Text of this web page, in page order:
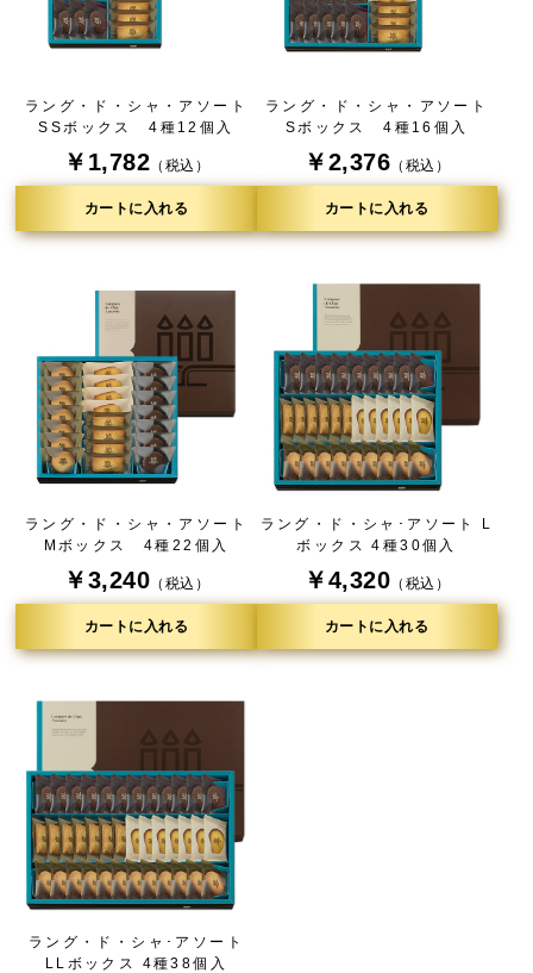
ラング・ド・シャ・アソート
SSボックス 4種12個入
￥1,782 （税込）
カートに入れる
ラング・ド・シャ・アソート
Sボックス 4種16個入
￥2,376 （税込）
カートに入れる
ラング・ド・シャ・アソート
Mボックス 4種22個入
￥3,240 （税込）
カートに入れる
ラング・ド・シャ･アソート L
ボックス 4種30個入
￥4,320 （税込）
カートに入れる
ラング・ド・シャ･アソート
LLボックス 4種38個入